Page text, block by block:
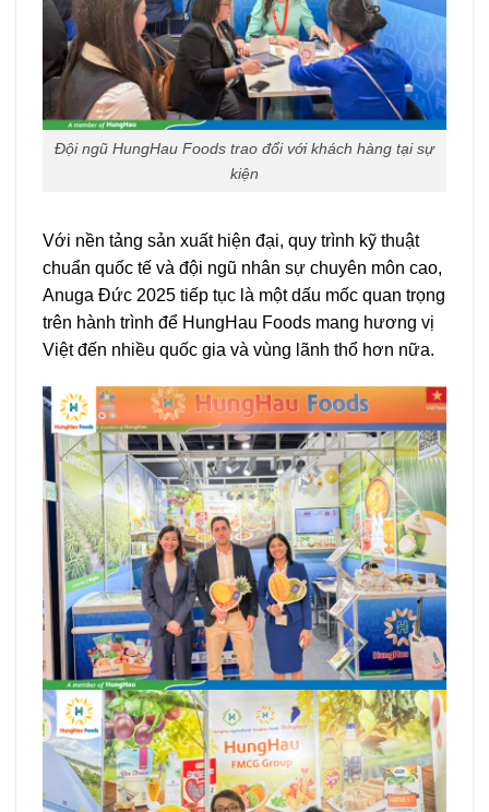
Đội ngũ HungHau Foods trao đổi với khách hàng tại sự
kiện
Với nền tảng sản xuất hiện đại, quy trình kỹ thuật
chuẩn quốc tế và đội ngũ nhân sự chuyên môn cao,
Anuga Đức 2025 tiếp tục là một dấu mốc quan trọng
trên hành trình để HungHau Foods mang hương vị
Việt đến nhiều quốc gia và vùng lãnh thổ hơn nữa.